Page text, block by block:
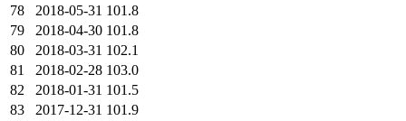
78
2018-05-31 101.8
79
2018-04-30 101.8
80
2018-03-31 102.1
81
2018-02-28 103.0
82
2018-01-31 101.5
83
2017-12-31 101.9